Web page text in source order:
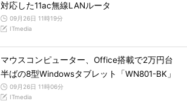
対応した11ac無線LANルータ
09月26日 11時19分
ITmedia
マウスコンピューター、Office搭載で2万円台
半ばの8型Windowsタブレット「WN801-BK」
09月26日 11時06分
ITmedia